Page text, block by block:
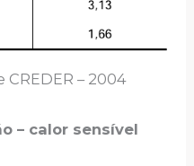
– 2004
– calor sensível